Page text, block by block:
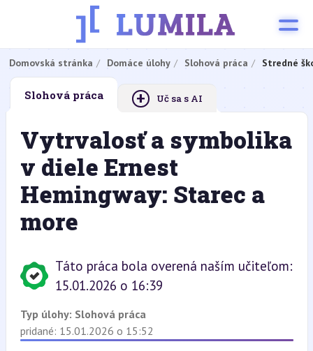
Domovská stránka Domáce úlohy Slohová práca Stredné
Slohová práca + Uč sa s AI
Vytrvalosť a symbolika
v diele Ernest
Hemingway: Starec a
more
Táto práca bola overená naším učiteľom:
15.01.2026 o 16:39
Typ úlohy: Slohová práca
pridané: 15.01.2026 o 15:52